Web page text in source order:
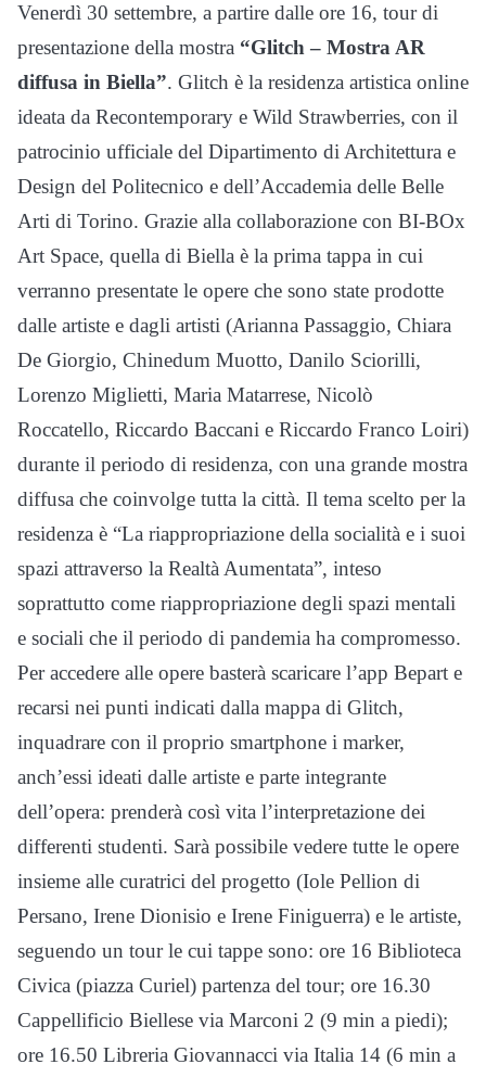
Venerdì 30 settembre, a partire dalle ore 16, tour di
presentazione della mostra “Glitch – Mostra AR
diffusa in Biella”. Glitch è la residenza artistica online
ideata da Recontemporary e Wild Strawberries, con il
patrocinio ufficiale del Dipartimento di Architettura e
Design del Politecnico e dell’Accademia delle Belle
Arti di Torino. Grazie alla collaborazione con BI-BOx
Art Space, quella di Biella è la prima tappa in cui
verranno presentate le opere che sono state prodotte
dalle artiste e dagli artisti (Arianna Passaggio, Chiara
De Giorgio, Chinedum Muotto, Danilo Sciorilli,
Lorenzo Miglietti, Maria Matarrese, Nicolò
Roccatello, Riccardo Baccani e Riccardo Franco Loiri)
durante il periodo di residenza, con una grande mostra
diffusa che coinvolge tutta la città. Il tema scelto per la
residenza è “La riappropriazione della socialità e i suoi
spazi attraverso la Realtà Aumentata”, inteso
soprattutto come riappropriazione degli spazi mentali
e sociali che il periodo di pandemia ha compromesso.
Per accedere alle opere basterà scaricare l’app Bepart e
recarsi nei punti indicati dalla mappa di Glitch,
inquadrare con il proprio smartphone i marker,
anch’essi ideati dalle artiste e parte integrante
dell’opera: prenderà così vita l’interpretazione dei
differenti studenti. Sarà possibile vedere tutte le opere
insieme alle curatrici del progetto (Iole Pellion di
Persano, Irene Dionisio e Irene Finiguerra) e le artiste,
seguendo un tour le cui tappe sono: ore 16 Biblioteca
Civica (piazza Curiel) partenza del tour; ore 16.30
Cappellificio Biellese via Marconi 2 (9 min a piedi);
ore 16.50 Libreria Giovannacci via Italia 14 (6 min a